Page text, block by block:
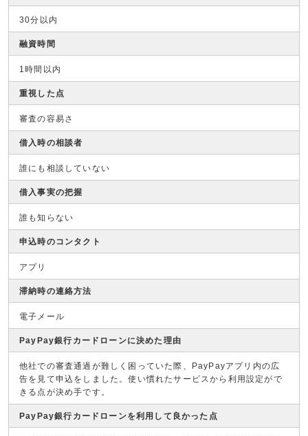
30分以内
融資時間
1時間以内
重視した点
審査の容易さ
借入時の相談者
誰にも相談していない
借入事実の把握
誰も知らない
申込時のコンタクト
アプリ
滞納時の連絡方法
電子メール
PayPay銀行カードローンに決めた理由
他社での審査通過が難しく困っていた際、PayPayアプリ内の広
告を見て申込をしました。使い慣れたサービスから利用設定がで
きる点が決め手です。
PayPay銀行カードローンを利用して良かった点